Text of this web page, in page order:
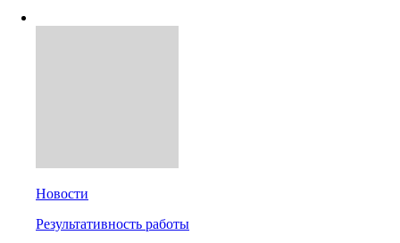
Новости
Результативность работы